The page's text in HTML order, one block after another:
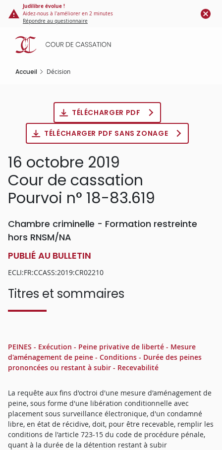
Panneau de gestion des cookies
contenu
principal
Judilibre évolue !
Aidez-nous à l'améliorer en 2 minutes
Répondre au questionnaire
Accueil Décision
TÉLÉCHARGER PDF
TÉLÉCHARGER PDF SANS ZONAGE
16 octobre 2019
Cour de cassation
Pourvoi n° 18-83.619
Chambre criminelle - Formation restreinte
hors RNSM/NA
PUBLIÉ AU BULLETIN
ECLI:FR:CCASS:2019:CR02210
Titres et sommaires
PEINES - Exécution - Peine privative de liberté - Mesure
d'aménagement de peine - Conditions - Durée des peines
prononcées ou restant à subir - Recevabilité
La requête aux fins d'octroi d'une mesure d'aménagement de
peine, sous forme d'une libération conditionnelle avec
placement sous surveillance électronique, d'un condamné
libre, en état de récidive, doit, pour être recevable, remplir les
conditions de l'article 723-15 du code de procédure pénale,
quant à la durée de la détention restant à subir